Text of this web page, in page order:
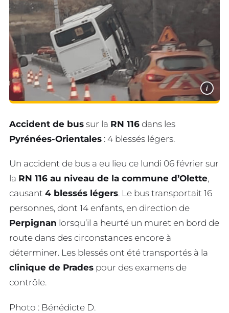
i
Accident de bus sur la RN 116 dans les
Pyrénées-Orientales : 4 blessés légers.
Un accident de bus a eu lieu ce lundi 06 février sur
la RN 116 au niveau de la commune d’Olette,
causant 4 blessés légers. Le bus transportait 16
personnes, dont 14 enfants, en direction de
Perpignan lorsqu’il a heurté un muret en bord de
route dans des circonstances encore à
déterminer. Les blessés ont été transportés à la
clinique de Prades pour des examens de
contrôle.
Photo : Bénédicte D.